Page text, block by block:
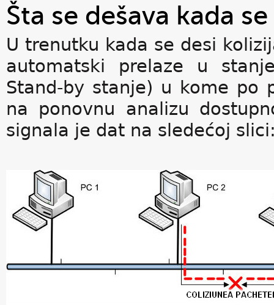
Šta se dešava kada
U trenutku kada se desi
automatski prelaze u
Stand-by stanje) u kome po
na ponovnu analizu
signala je dat na sledećoj